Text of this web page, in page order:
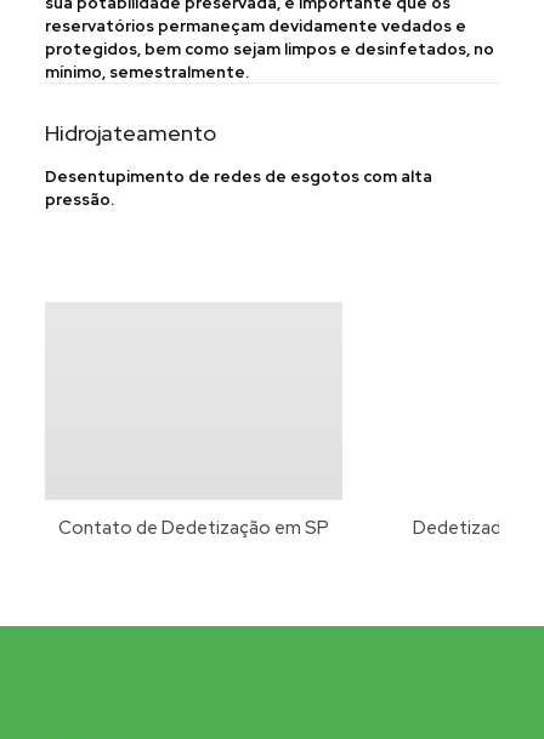
reservatórios permaneçam devidamente vedados e
protegidos, bem como sejam limpos e desinfetados, no
mínimo, semestralmente.
Hidrojateamento
Desentupimento de redes de esgotos com alta
pressão.
Contato de Dedetização em SP Dedetizadora